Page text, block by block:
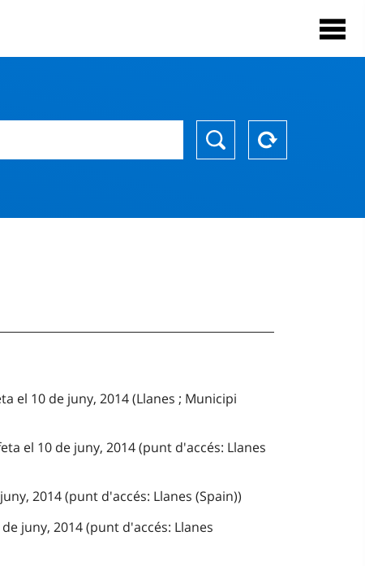
el 10 de juny, 2014 (Llanes ; Municipi
el 10 de juny, 2014 (punt d'accés: Llanes
2014 (punt d'accés: Llanes (Spain))
juny, 2014 (punt d'accés: Llanes